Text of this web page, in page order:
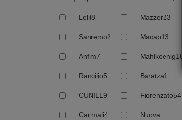
Lelit8 Mazzer23
Sanremo2 Macap13
Anfim7 Mahlkoenig16
Rancilio5 Baratza1
CUNILL 9 Fiorenzato54
Carimali4
Nuova